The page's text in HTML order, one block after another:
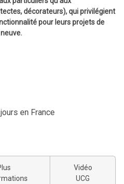
décorateurs), qui privilégient
pour leurs projets de
en France
Vidéo
UCG